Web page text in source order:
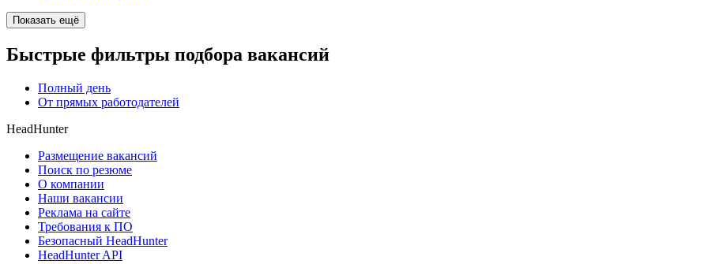
Показать ещё
Быстрые фильтры подбора вакансий
Полный день
От прямых работодателей
HeadHunter
Размещение вакансий
Поиск по резюме
О компании
Наши вакансии
Реклама на сайте
Требования к ПО
Безопасный HeadHunter
HeadHunter API